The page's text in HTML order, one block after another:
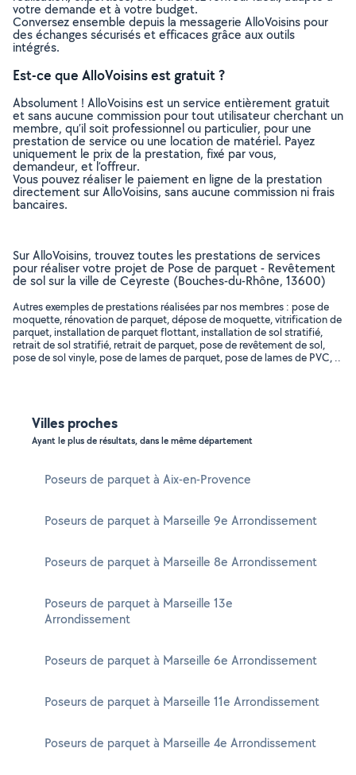
votre demande et à votre budget.
Conversez ensemble depuis la messagerie AlloVoisins pour
des échanges sécurisés et efficaces grâce aux outils
intégrés.
Est-ce que AlloVoisins est gratuit ?
Absolument ! AlloVoisins est un service entièrement gratuit
et sans aucune commission pour tout utilisateur cherchant un
membre, qu’il soit professionnel ou particulier, pour une
prestation de service ou une location de matériel. Payez
uniquement le prix de la prestation, fixé par vous,
demandeur, et l’offreur.
Vous pouvez réaliser le paiement en ligne de la prestation
directement sur AlloVoisins, sans aucune commission ni frais
bancaires.
Sur AlloVoisins, trouvez toutes les prestations de services
pour réaliser votre projet de Pose de parquet - Revêtement
de sol sur la ville de Ceyreste (Bouches-du-Rhône, 13600)
Autres exemples de prestations réalisées par nos membres : pose de
moquette, rénovation de parquet, dépose de moquette, vitrification de
parquet, installation de parquet flottant, installation de sol stratifié,
retrait de sol stratifié, retrait de parquet, pose de revêtement de sol,
pose de sol vinyle, pose de lames de parquet, pose de lames de PVC, ..
Villes proches
Ayant le plus de résultats, dans le même département
Poseurs de parquet à Aix-en-Provence
Poseurs de parquet à Marseille 9e Arrondissement
Poseurs de parquet à Marseille 8e Arrondissement
Poseurs de parquet à Marseille 13e
Arrondissement
Poseurs de parquet à Marseille 6e Arrondissement
Poseurs de parquet à Marseille 11e Arrondissement
Poseurs de parquet à Marseille 4e Arrondissement